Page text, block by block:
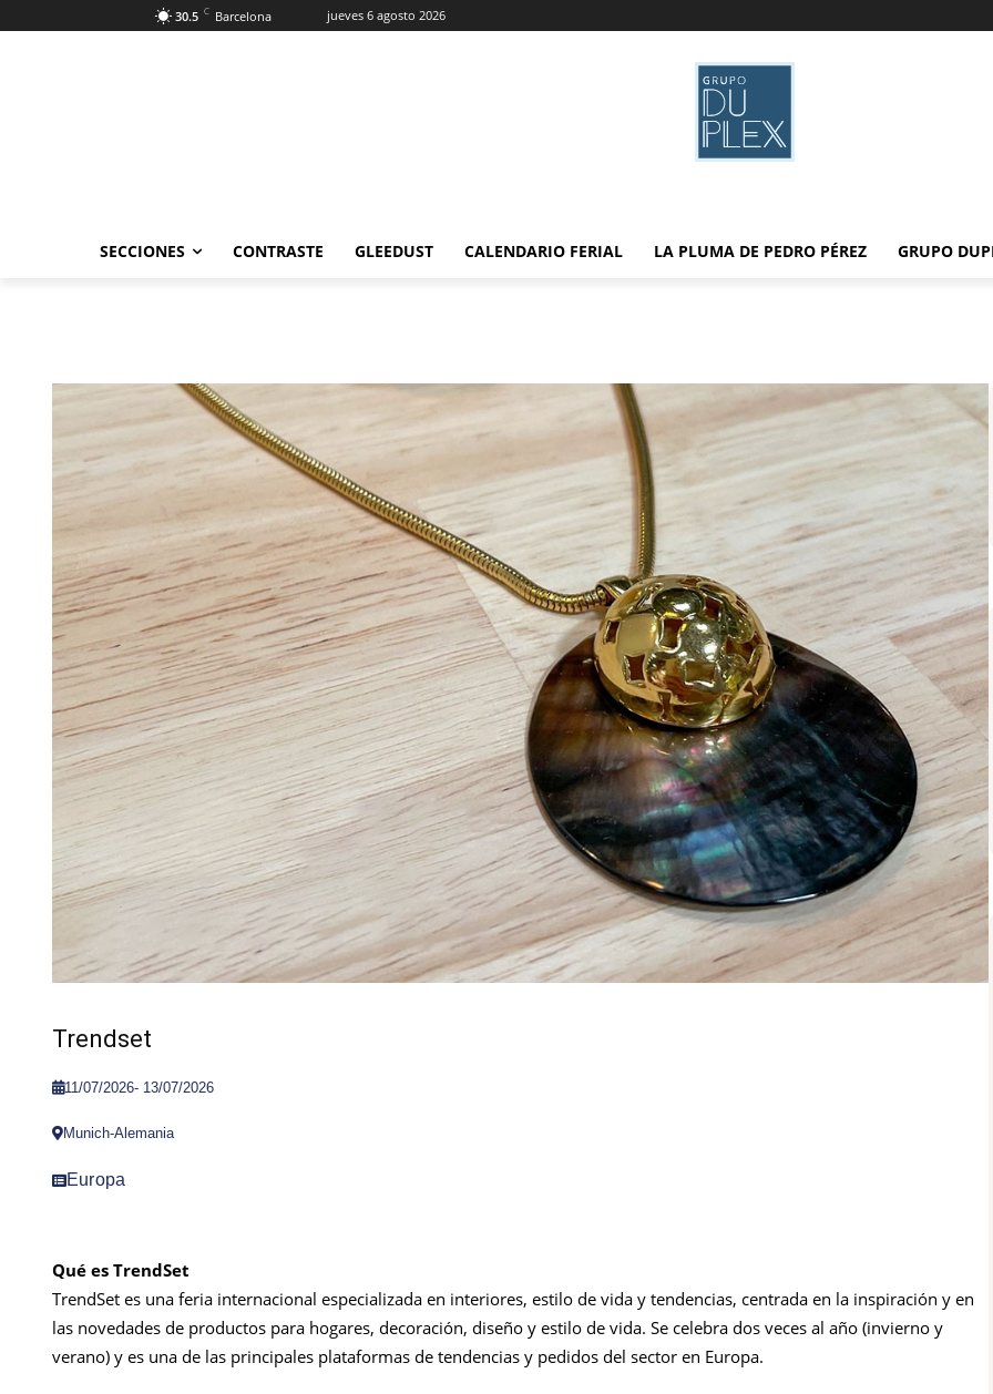
30.5 C Barcelona jueves 6 agosto 2026
SECCIONES CONTRASTE GLEEDUST CALENDARIO FERIAL LA PLUMA DE PEDRO PÉREZ GRUPO
Trendset
11/07/2026- 13/07/2026
Munich-Alemania
Europa
Qué es TrendSet
TrendSet es una feria internacional especializada en interiores, estilo de vida y tendencias, centrada en la inspiración y en
las novedades de productos para hogares, decoración, diseño y estilo de vida. Se celebra dos veces al año (invierno y
verano) y es una de las principales plataformas de tendencias y pedidos del sector en Europa.